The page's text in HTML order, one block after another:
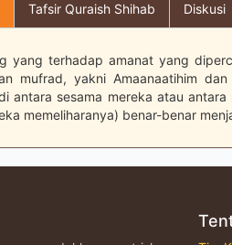
Tafsir Quraish Shihab Diskusi
yang terhadap amanat yang
mufrad, yakni Amaanaatihim
antara sesama mereka atau
memeliharanya) benar-benar